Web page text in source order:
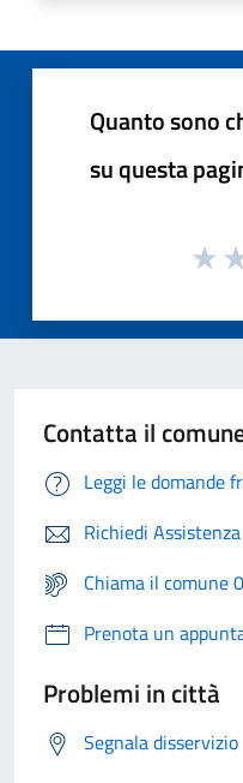
Quanto sono
su questa
Contatta il
Leggi le domande
Richiedi Assistenza
Chiama il comune
Prenota un
Problemi in città
Segnala disservizio